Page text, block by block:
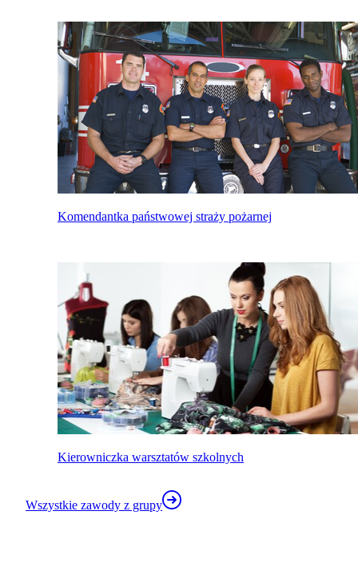
Komendantka państwowej straży pożarnej
Kierowniczka warsztatów szkolnych
Wszystkie zawody z grupy